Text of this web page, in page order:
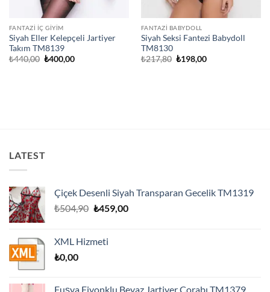
FANTAZI İÇ GIYIM
Siyah Eller Kelepçeli Jartiyer
Takım TM8139
₺440,00 Orijinal
₺400,00Şu
FANTAZI BABYDOLL
Siyah Seksi Fantezi Babydoll
TM8130
₺217,80 Orijinal
₺198,00Şu
LATEST
Çiçek Desenli Siyah Transparan Gecelik TM1319
₺504,90 Orijinal
₺459,00Şu
XML Hizmeti
₺0,00
Fuşya Fiyonklu Beyaz Jartiyer Çorabı TM1379